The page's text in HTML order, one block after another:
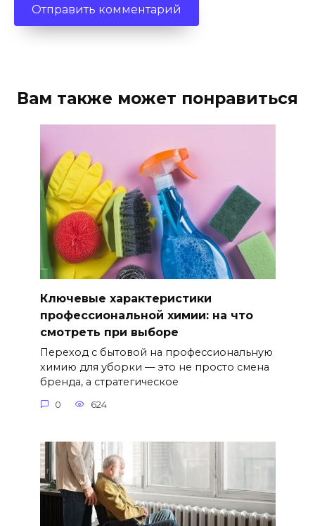
Вам также может понравиться
Ключевые характеристики
профессиональной химии: на что
смотреть при выборе
Переход с бытовой на профессиональную
химию для уборки — это не просто смена
бренда, а стратегическое
0 624